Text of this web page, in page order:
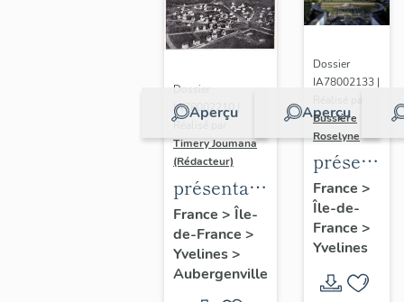
Aperçu
Dossier
IA78002210 |
Réalisé par
Timery Joumana
(Rédacteur)
présentation
de l'étude
d'Elisabethville
France > Île-
de-France >
Yvelines>
Aubergenville
Aperçu
Dossier
IA78002133 |
Bussière
Roselyne
du
diagnostic
et
France >
Île-de-
France >
Yvelines